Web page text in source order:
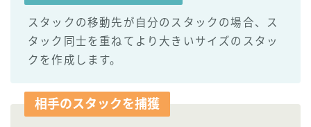
スタックの移動先が自分のスタックの場合、ス
タック同士を重ねてより大きいサイズのスタッ
クを作成します。
相手のスタックを捕獲